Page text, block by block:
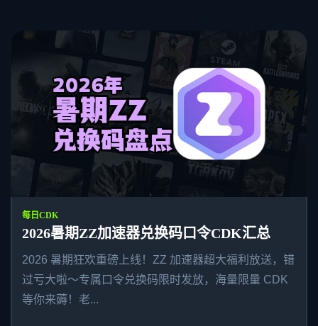
每日CDK
2026暑期ZZ加速器兑换码口令CDK汇总
2026 暑期狂欢重磅上线！ZZ 加速器超大福利放送，错
过亏大啦～专属口令兑换码限时发放，海量限量 CDK
等你来薅！老...